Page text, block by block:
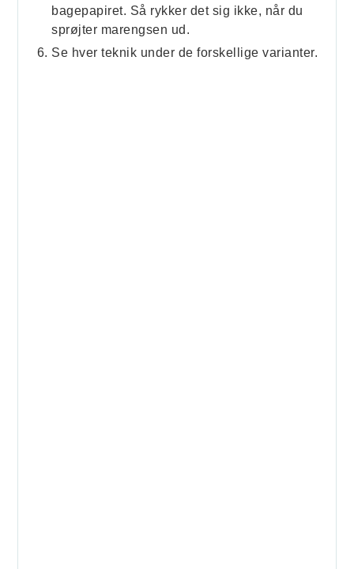
bagepapiret. Så rykker det sig ikke, når du
sprøjter marengsen ud.
Se hver teknik under de forskellige varianter.